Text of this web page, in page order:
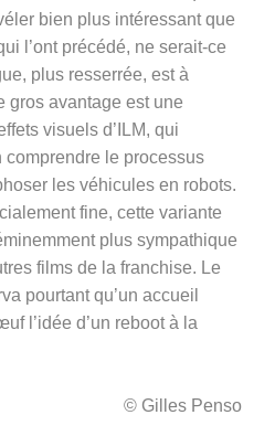
bien plus intéressant que
l’ont précédé, ne serait-ce
plus resserrée, est à
gros avantage est une
visuels d’ILM, qui
comprendre le processus
les véhicules en robots.
fine, cette variante
plus sympathique
films de la franchise. Le
pourtant qu’un accueil
l’idée d’un reboot à la
© Gilles Penso